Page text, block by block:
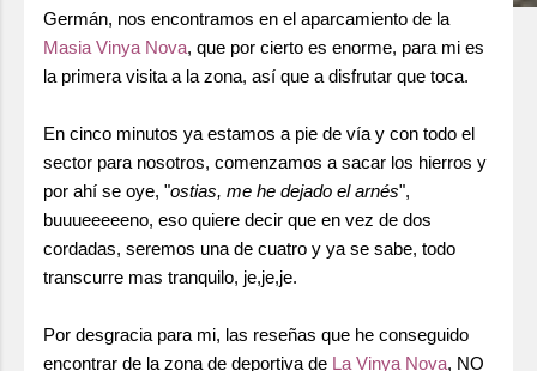
Germán, nos encontramos en el aparcamiento de la
Masia Vinya Nova, que por cierto es enorme, para mi es
la primera visita a la zona, así que a disfrutar que toca.
En cinco minutos ya estamos a pie de vía y con todo el
sector para nosotros, comenzamos a sacar los hierros y
por ahí se oye, "ostias, me he dejado el arnés",
buuueeeeeno, eso quiere decir que en vez de dos
cordadas, seremos una de cuatro y ya se sabe, todo
transcurre mas tranquilo, je,je,je.
Por desgracia para mi, las reseñas que he conseguido
encontrar de la zona de deportiva de La Vinya Nova, NO